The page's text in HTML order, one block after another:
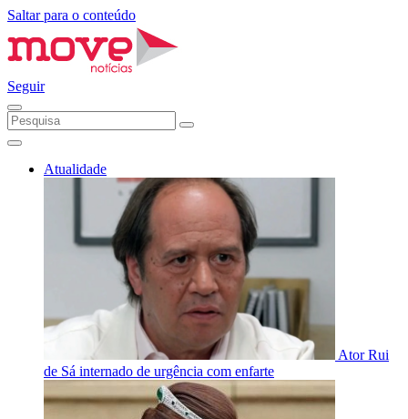
Saltar para o conteúdo
Seguir
Atualidade
Ator Rui
de Sá internado de urgência com enfarte